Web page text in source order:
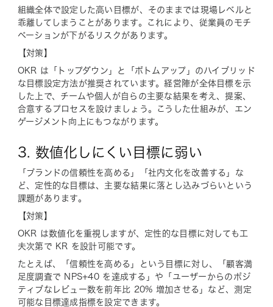
組織全体で設定した高い目標が、そのままでは現場レベルと
乖離してしまうことがあります。これにより、従業員のモチ
ベーションが下がるリスクがあります。
【対策】
OKR は「トップダウン」と「ボトムアップ」のハイブリッド
な目標設定方法が推奨されています。経営陣が全体目標を示
した上で、チームや個人が自らの主要な結果を考え、提案、
合意するプロセスを設けましょう。こうした仕組みが、エン
ゲージメント向上にもつながります。
3. 数値化しにくい目標に弱い
「ブランドの信頼性を高める」「社内文化を改善する」な
ど、定性的な目標は、主要な結果に落とし込みづらいという
課題があります。
【対策】
OKR は数値化を重視しますが、定性的な目標に対しても工
夫次第で KR を設計可能です。
たとえば、「信頼性を高める」という目標に対し、「顧客満
足度調査で NPS+40 を達成する」や「ユーザーからのポジ
ティブなレビュー数を前年比 20% 増加させる」など、測定
可能な目標達成指標を設定できます。